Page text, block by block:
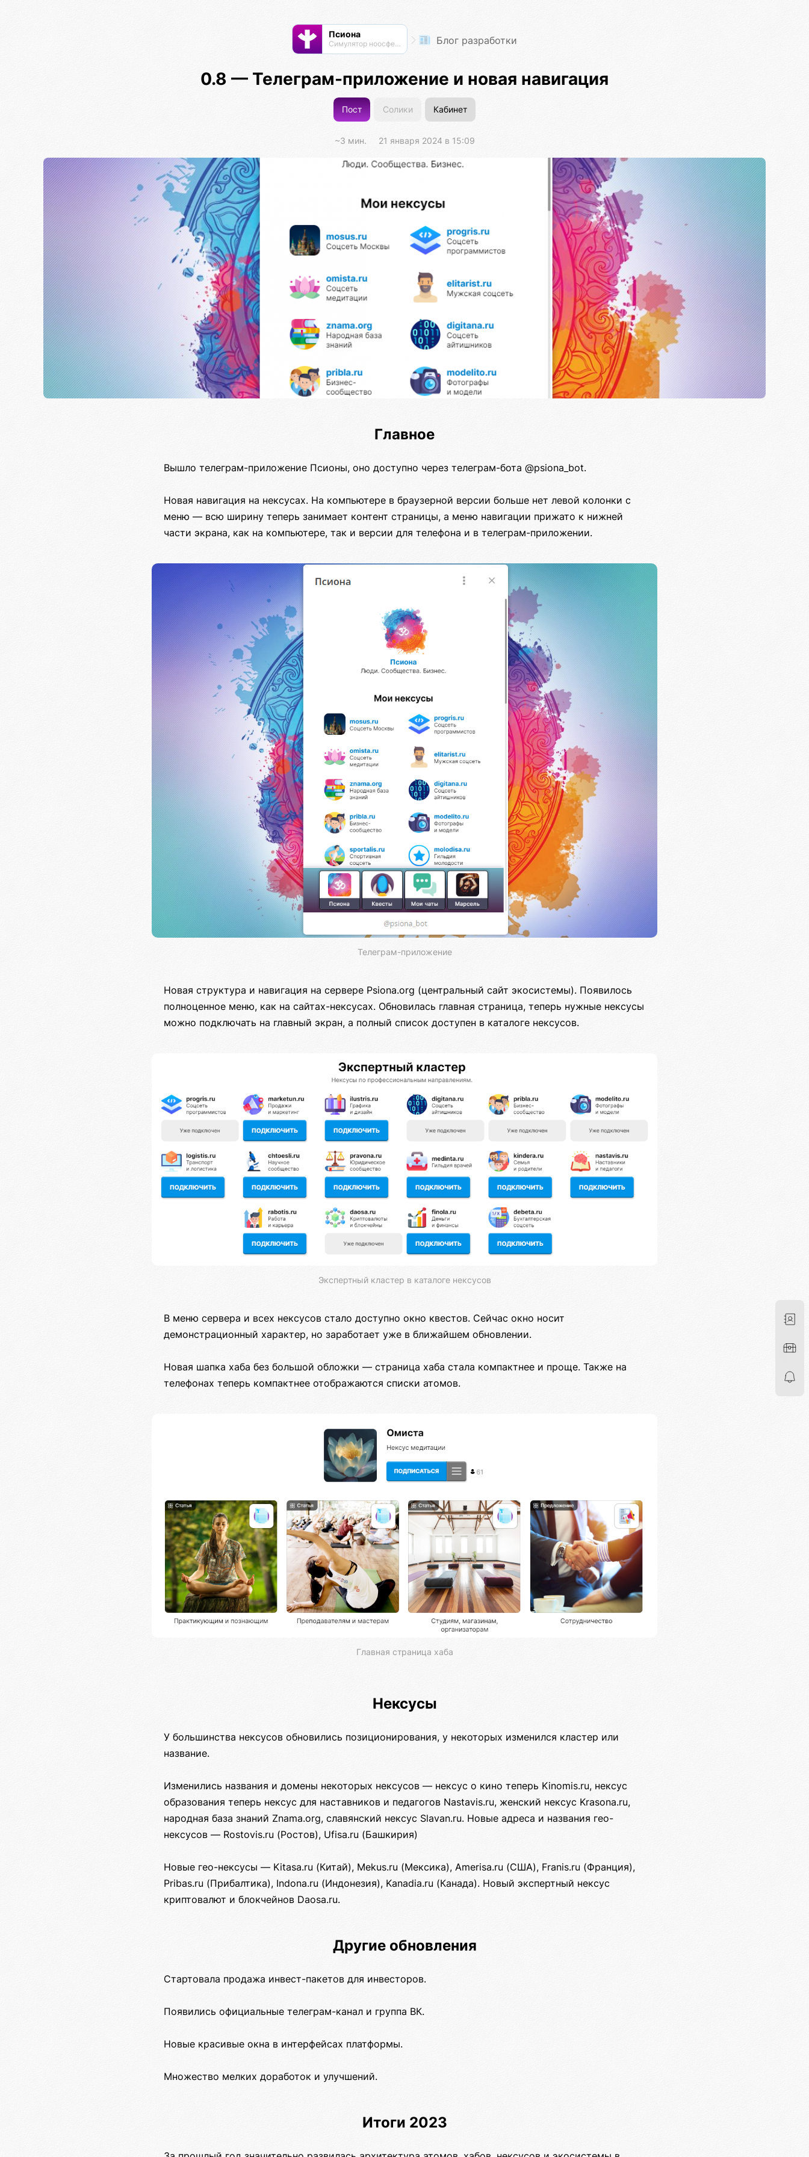
Псиона
Cимулятор ноосферы Блог разработки
0.8 — Телеграм-приложение и новая навигация
Пост Солики Кабинет
~3 мин. 21 января 2024 в 15:09
Главное
Вышло телеграм-приложение Псионы, оно доступно через телеграм-бота @psiona_bot.
Новая навигация на нексусах. На компьютере в браузерной версии больше нет левой колонки с
меню — всю ширину теперь занимает контент страницы, а меню навигации прижато к нижней
части экрана, как на компьютере, так и версии для телефона и в телеграм-приложении.
Телеграм-приложение
Новая структура и навигация на сервере Psiona.org (центральный сайт экосистемы). Появилось
полноценное меню, как на сайтах-нексусах. Обновилась главная страница, теперь нужные нексусы
можно подключать на главный экран, а полный список доступен в каталоге нексусов.
Экспертный кластер в каталоге нексусов
В меню сервера и всех нексусов стало доступно окно квестов. Сейчас окно носит
демонстрационный характер, но заработает уже в ближайшем обновлении.
Новая шапка хаба без большой обложки — страница хаба стала компактнее и проще. Также на
телефонах теперь компактнее отображаются списки атомов.
Главная страница хаба
Нексусы
У большинства нексусов обновились позиционирования, у некоторых изменился кластер или
название.
Изменились названия и домены некоторых нексусов — нексус о кино теперь Kinomis.ru, нексус
образования теперь нексус для наставников и педагогов Nastavis.ru, женский нексус Krasona.ru,
народная база знаний Znama.org, славянский нексус Slavan.ru. Новые адреса и названия гео-
нексусов — Rostovis.ru (Ростов), Ufisa.ru (Башкирия)
Новые гео-нексусы — Kitasa.ru (Китай), Mekus.ru (Мексика), Amerisa.ru (США), Franis.ru (Франция),
Pribas.ru (Прибалтика), Indona.ru (Индонезия), Kanadia.ru (Канада). Новый экспертный нексус
криптовалют и блокчейнов Daosa.ru.
Другие обновления
Стартовала продажа инвест-пакетов для инвесторов.
Появились официальные телеграм-канал и группа ВК.
Новые красивые окна в интерфейсах платформы.
Множество мелких доработок и улучшений.
Итоги 2023